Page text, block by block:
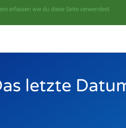
erfassen wie du diese Seite verwendest
letzte